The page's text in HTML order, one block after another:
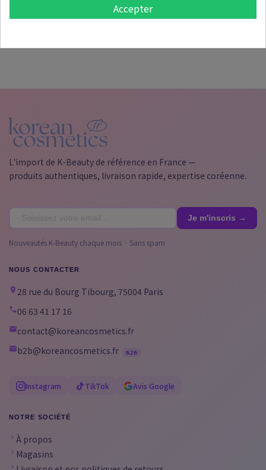
Page d'accueil
L'import de K-Beauty de référence en France —
produits authentiques, livraison rapide, expertise coréenne.
Nouveautés K-Beauty chaque mois · Sans spam
NOUS CONTACTER
28 rue du Bourg Tibourg, 75004 Paris
06 63 41 17 16
contact@koreancosmetics.fr
b2b@koreancosmetics.fr
B2B
Instagram TikTok Avis Google
NOTRE SOCIÉTÉ
À propos
Magasins
Accepter